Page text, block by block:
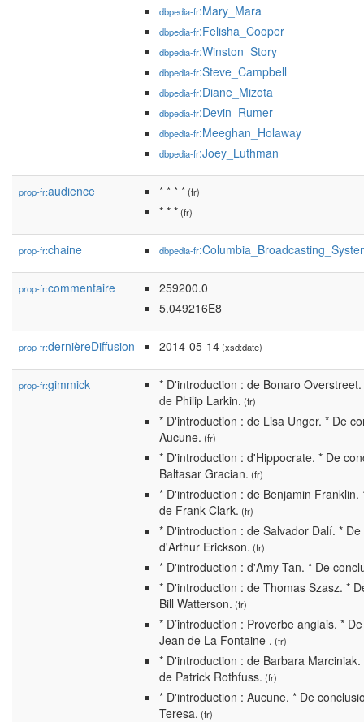
dbpedia-fr:Mary_Mara
dbpedia-fr:Felisha_Cooper
dbpedia-fr:Winston_Story
dbpedia-fr:Steve_Campbell
dbpedia-fr:Diane_Mizota
dbpedia-fr:Devin_Rumer
dbpedia-fr:Meeghan_Holaway
dbpedia-fr:Joey_Luthman
prop-fr:audience * * * *(fr)
* * *(fr)
prop-fr:chaine dbpedia-fr
prop-fr:commentaire
259200.0
5.049216E8
prop-fr:dernièreDiffusion 2014-05-14(xsd:date)
prop-fr:gimmick
* D'introduction : de Bonaro
de Philip Larkin. (fr)
* D'introduction : de Lisa Unger. * De
Aucune. (fr)
* D'introduction : d'Hippocrate. * De
Baltasar Gracian. (fr)
* D'introduction : de Benjamin Franklin.
de Frank Clark. (fr)
* D'introduction : de Salvador Dalí. *
d'Arthur Erickson. (fr)
* D'introduction : d'Amy Tan. * De
* D'introduction : de Thomas Szasz. *
Bill Watterson. (fr)
* D’introduction : Proverbe anglais. *
Jean de La Fontaine . (fr)
* D'introduction : de Barbara
de Patrick Rothfuss. (fr)
* D'introduction : Aucune. * De
Teresa. (fr)